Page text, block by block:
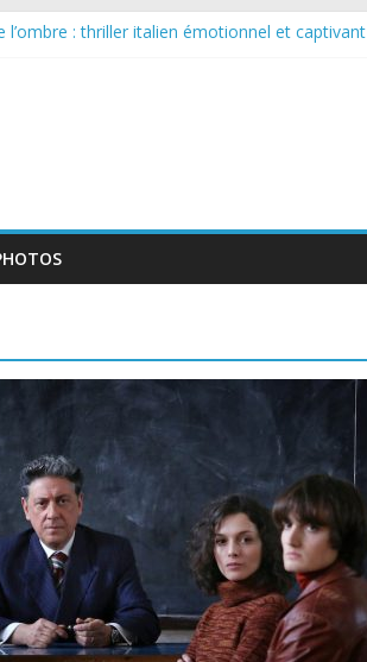
l’ombre : thriller italien émotionnel et captivant